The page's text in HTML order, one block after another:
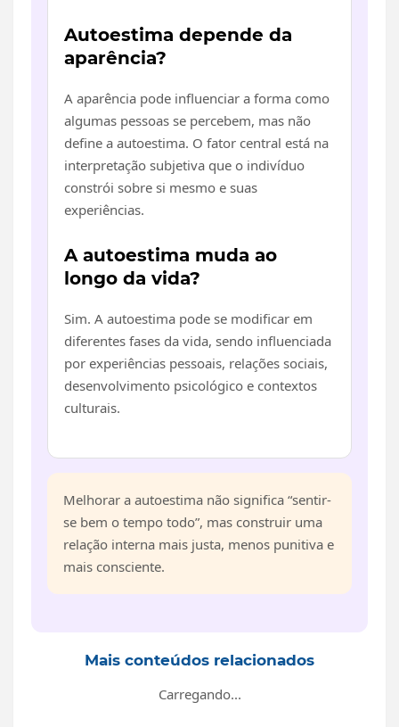
Autoestima depende da
aparência?
A aparência pode influenciar a forma como
algumas pessoas se percebem, mas não
define a autoestima. O fator central está na
interpretação subjetiva que o indivíduo
constrói sobre si mesmo e suas
experiências.
A autoestima muda ao
longo da vida?
Sim. A autoestima pode se modificar em
diferentes fases da vida, sendo influenciada
por experiências pessoais, relações sociais,
desenvolvimento psicológico e contextos
culturais.
Melhorar a autoestima não significa “sentir-
se bem o tempo todo”, mas construir uma
relação interna mais justa, menos punitiva e
mais consciente.
Mais conteúdos relacionados
Carregando...